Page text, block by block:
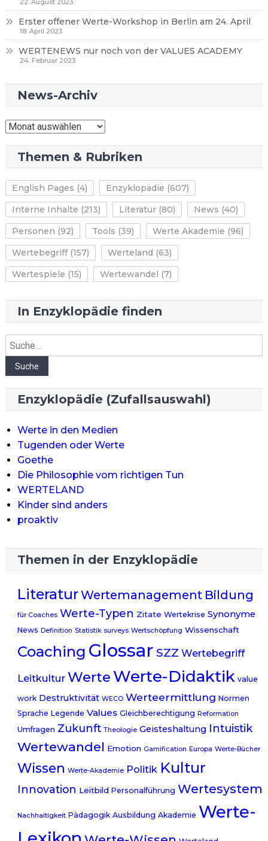
22. August 2023
Erster offener Werte-Workshop in Berlin am 24. April
18. April 2023
WERTENEWS nur noch von der VALUES ACADEMY
24. Februar 2023
News-Archiv
News-
Themen & Rubriken
English Pages (4) Enzyklopädie (607)
Interne Inhalte (213) Literatur(80) News (40)
Personen (92) Tools (39) Werte Akademie (96)
Wertebegriff(157) Werteland (63)
Wertespiele (15) Wertewandel (7)
In Enzyklopädie finden
Suche
Suche
Enzyklopädie (Zufallsauswahl)
Werte in den Medien
Tugenden oder Werte
Goethe
Die Philosophie vom richtigen Tun
WERTELAND
Kinder sind anders
proaktiv
Themen in der Enzyklopädie
LiteraturWertemanagement Bildung
für Coaches Werte-Typen Zitate Wertekrise Synonyme
News Definition Statistik surveys Wertschöpfung Wissenschaft
Coaching Glossar SZZ Wertebegriff
Leitkultur Werte Werte-Didaktik value
work Destruktivität WECO Werteermittlung Normen
Sprache Legende Values Gleichberechtigung Reformation
Umfragen Zukunft Theologie Geisteshaltung Intuistik
Wertewandel Emotion Gamification Europa Werte-Bücher
Wissen Werte-Akademie Politik Kultur
Innovation Leitbild Personalführung Wertesystem
Nachhaltigkeit Pädagogik Ausbildung Akademie Werte-